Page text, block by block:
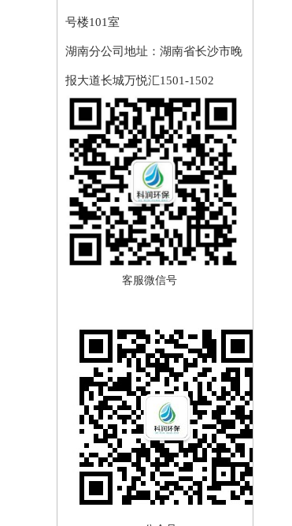
号楼101室
湖南分公司地址：湖南省长沙市晚
报大道长城万悦汇1501-1502
客服微信号